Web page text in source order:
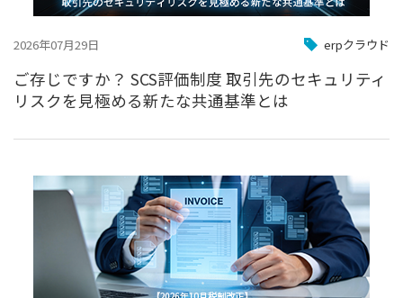
2026年07月29日 erpクラウド
ご存じですか？ SCS評価制度 取引先のセキュリティ
リスクを見極める新たな共通基準とは